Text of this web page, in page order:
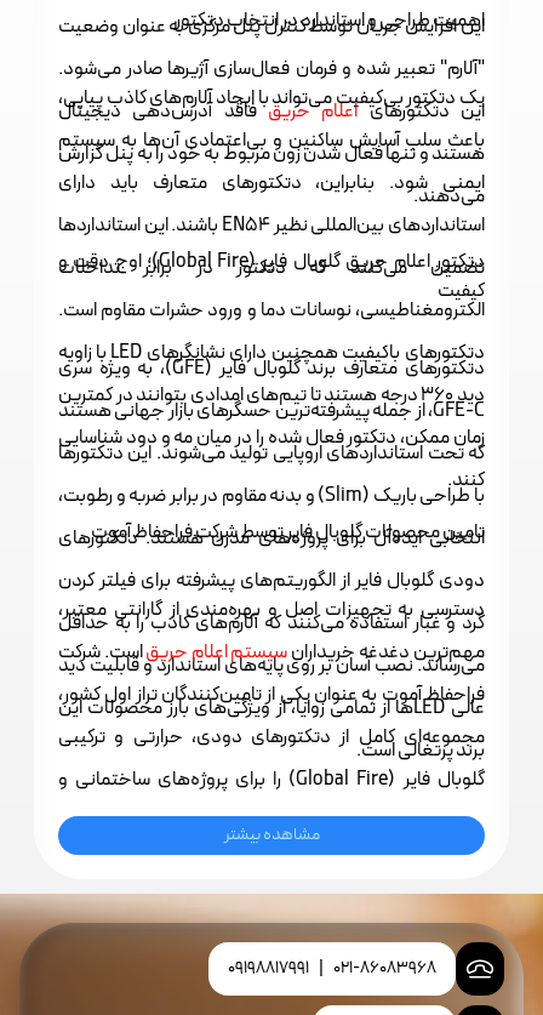
این افزایش جریان توسط کنترل پنل مرکزی به عنوان وضعیت
"آلارم" تعبیر شده و فرمان فعال‌سازی آژیرها صادر می‌شود.
این دتکتورهایاعلام حریقفاقد آدرس‌دهی دیجیتال
هستند و تنها فعال شدن زون مربوط به خود را به پنل گزارش
می‌دهند.
اهمیت طراحی و استاندارد در انتخاب دتکتور
یک دتکتور بی‌کیفیت می‌تواند با ایجاد آلارم‌های کاذب پیاپی،
باعث سلب آسایش ساکنین و بی‌اعتمادی آن‌ها به سیستم
ایمنی شود. بنابراین، دتکتورهای متعارف باید دارای
استانداردهای بین‌المللی نظیر EN54 باشند. این استانداردها
تضمین می‌کنند که دتکتور در برابر تداخلات
الکترومغناطیسی، نوسانات دما و ورود حشرات مقاوم است.
دتکتورهای باکیفیت همچنین دارای نشانگرهای LED با زاویه
دید ۳۶۰ درجه هستند تا تیم‌های امدادی بتوانند در کمترین
زمان ممکن، دتکتور فعال شده را در میان مه و دود شناسایی
کنند.
دتکتور اعلام حریق گلوبال فایر (Global Fire)؛ اوج دقت و
کیفیت
دتکتورهای متعارف برند گلوبال فایر (GFE)، به ویژه سری
GFE-C، از جمله پیشرفته‌ترین حسگرهای بازار جهانی هستند
که تحت استانداردهای اروپایی تولید می‌شوند. این دتکتورها
با طراحی باریک (Slim) و بدنه مقاوم در برابر ضربه و رطوبت،
انتخابی ایده‌آل برای پروژه‌های مدرن هستند. دتکتورهای
دودی گلوبال فایر از الگوریتم‌های پیشرفته برای فیلتر کردن
گرد و غبار استفاده می‌کنند که آلارم‌های کاذب را به حداقل
می‌رساند. نصب آسان بر روی پایه‌های استاندارد و قابلیت دید
عالی LEDها از تمامی زوایا، از ویژگی‌های بارز محصولات این
برند پرتغالی است.
تامین محصولات گلوبال فایر توسط شرکت فراحفاظ آموت
دسترسی به تجهیزات اصل و بهره‌مندی از گارانتی معتبر،
مهم‌ترین دغدغه خریدارانسیستم‌ اعلام حریقاست. شرکت
فراحفاظ آموت به عنوان یکی از تامین‌کنندگان تراز اول کشور،
مجموعه‌ای کامل از دتکتورهای دودی، حرارتی و ترکیبی
گلوبال فایر (Global Fire) را برای پروژه‌های ساختمانی و
صنعتی فراهم کرده است. متخصصین فراحفاظ آموت علاوه
بر تامین این محصول، آماده ارائه مشاوره‌های تخصصی در
زمینه جانمایی دتکتورها و طراحی سیستم‌های اعلام حریق
مطابق با ضوابط سازمان آتش‌نشانی هستند. با تهیه
دتکتورهای گلوبال فایر از فراحفاظ آموت، از اصالت کالا، خدمات
مشاهده بیشتر
021-86083968
|
09198817991